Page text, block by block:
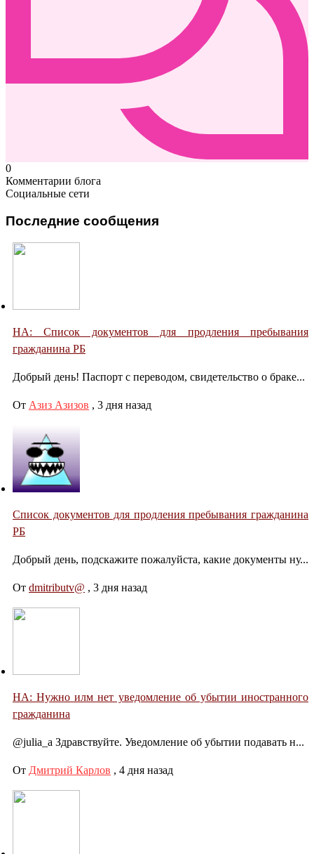
0
Комментарии блога
Социальные сети
Последние сообщения
НА: Список документов для продления пребывания
гражданина РБ
Добрый день! Паспорт с переводом, свидетельство о браке...
От Азиз Азизов , 3 дня назад
Список документов для продления пребывания гражданина
РБ
Добрый день, подскажите пожалуйста, какие документы ну...
От dmitributv@ , 3 дня назад
НА: Нужно илм нет уведомление об убытии иностранного
гражданина
@julia_a Здравствуйте. Уведомление об убытии подавать н...
От Дмитрий Карлов , 4 дня назад